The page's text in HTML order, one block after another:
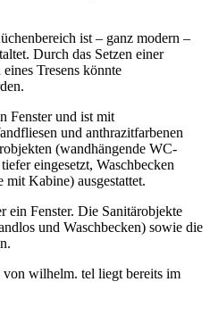
ist – ganz modern –
Durch das Setzen einer
eines Tresens könnte
Fenster und ist mit
und anthrazitfarbenen
(wandhängende WC-
eingesetzt, Waschbecken
mit Kabine) ausgestattet.
ein Fenster. Die Sanitärobjekte
und Waschbecken) sowie die
von wilhelm. tel liegt bereits im